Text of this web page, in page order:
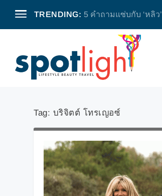
TRENDING: 5 คำถามแซ่บกับ ‘หลิ
Tag: บริจิตต์ โทรเญอซ์